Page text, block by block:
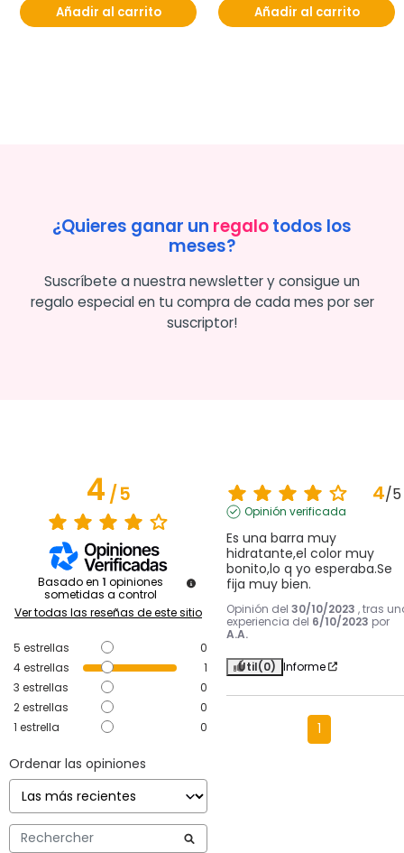
Añadir al carrito Añadir al carrito
¿Quieres ganar un regalotodos los
meses?
Suscríbete a nuestra newsletter y consigue un
regalo especial en tu compra de cada mes por ser
suscriptor!
4/5
Basado en 1 opiniones
sometidas a control
Ver todas las reseñas de este sitio
5 estrellas
0
4estrellas
1
3 estrellas
0
2estrellas
0
1 estrella 0
Ordenar las opiniones
4/5
Opinión verificada
Es una barra muy
hidratante,el color muy
bonito,lo q yo esperaba.Se
fija muy bien.
Opinión del 30/10/2023 , tras
experiencia del 6/10/2023 por
A.A.
Útil(0) Informe
1